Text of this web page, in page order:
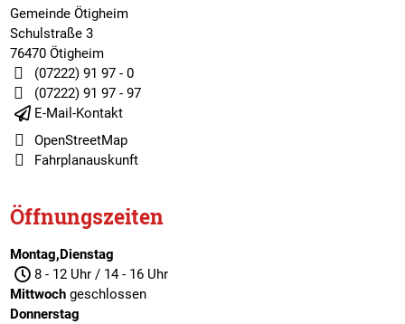
Gemeinde Ötigheim
Schulstraße 3
76470 Ötigheim
(07222) 91 97 - 0
(07222) 91 97 - 97
E-Mail-Kontakt
OpenStreetMap
Fahrplanauskunft
Öffnungszeiten
Montag,Dienstag
8 - 12 Uhr / 14 - 16 Uhr
Mittwochgeschlossen
Donnerstag